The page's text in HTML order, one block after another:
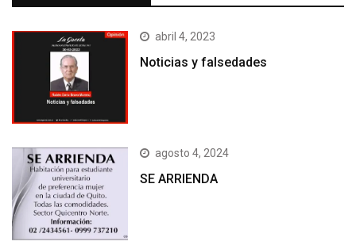
abril 4, 2023
Noticias y falsedades
agosto 4, 2024
SE ARRIENDA